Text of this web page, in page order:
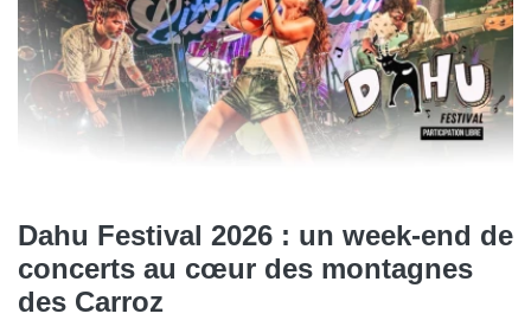
Dahu Festival 2026 : un week-end de
concerts au cœur des montagnes
des Carroz